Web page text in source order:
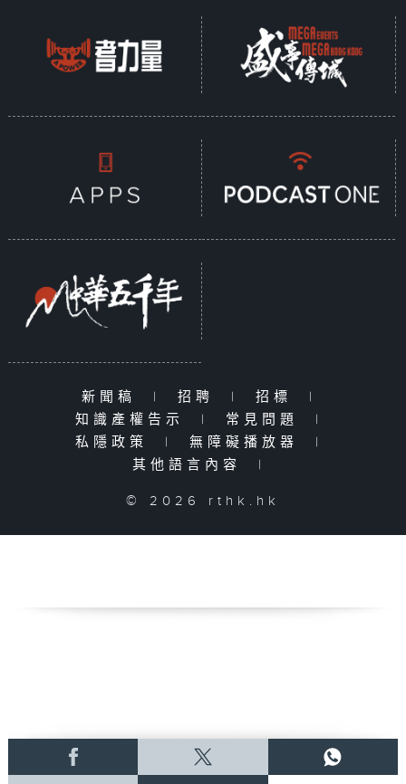
新聞稿 | 招聘 | 招標
|
知識產權告示
| 常見問題
|
私隱政策
| 無障礙播放器
|
其他語言內容
|
© 2026 rthk.hk